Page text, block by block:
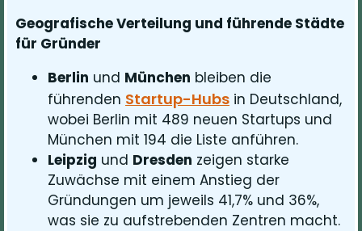
Geografische Verteilung und führende Städte
für Gründer
Berlin und München bleiben die
führenden Startup-Hubs in Deutschland,
wobei Berlin mit 489 neuen Startups und
München mit 194 die Liste anführen.
Leipzig und Dresden zeigen starke
Zuwächse mit einem Anstieg der
Gründungen um jeweils 41,7% und 36%,
was sie zu aufstrebenden Zentren macht.